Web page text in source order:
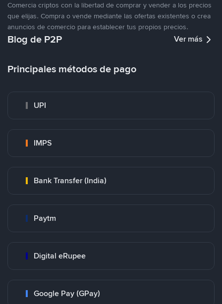
Comercia criptos con la libertad de comprar y vender a los precios
que elijas. Compra o vende mediante las ofertas existentes o crea
anuncios de comercio para establecer tus propios precios.
Blog de P2P Ver más
Principales métodos de pago
UPI
IMPS
Bank Transfer (India)
Paytm
Digital eRupee
Google Pay (GPay)